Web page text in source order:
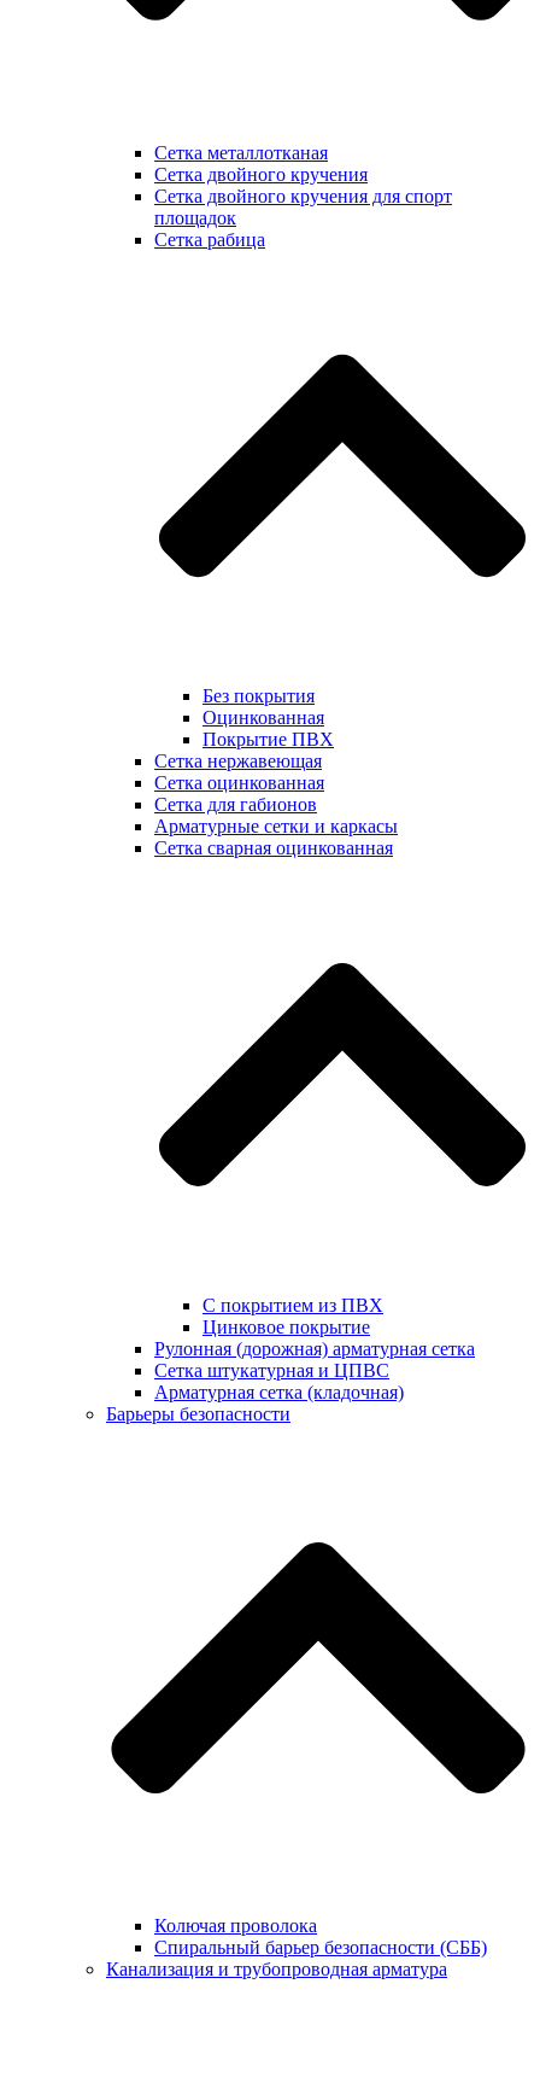
Сетка металлотканая
Сетка двойного кручения
Сетка двойного кручения для спорт
площадок
Сетка рабица
Без покрытия
Оцинкованная
Покрытие ПВХ
Сетка нержавеющая
Сетка оцинкованная
Сетка для габионов
Арматурные сетки и каркасы
Сетка сварная оцинкованная
С покрытием из ПВХ
Цинковое покрытие
Рулонная (дорожная) арматурная сетка
Сетка штукатурная и ЦПВС
Арматурная сетка (кладочная)
Барьеры безопасности
Колючая проволока
Спиральный барьер безопасности (СББ)
Канализация и трубопроводная арматура